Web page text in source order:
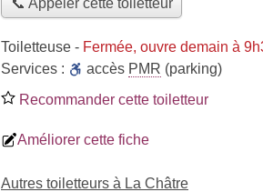
📞 Appeler cette toiletteur
Toiletteuse - Fermée, ouvre demain à
Services :
accès PMR (parking)
Recommander cette toiletteur
Améliorer cette fiche
Autres toiletteurs à La Châtre